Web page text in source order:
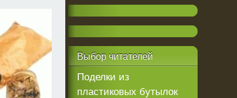
Выборчитателей
Поделки из
пластиковых бутылок